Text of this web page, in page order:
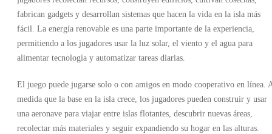
fabrican gadgets y desarrollan sistemas que hacen la vida en la isla más
fácil. La energía renovable es una parte importante de la experiencia,
permitiendo a los jugadores usar la luz solar, el viento y el agua para
alimentar tecnología y automatizar tareas diarias.
El juego puede jugarse solo o con amigos en modo cooperativo en línea.
medida que la base en la isla crece, los jugadores pueden construir y usar
una aeronave para viajar entre islas flotantes, descubrir nuevas áreas,
recolectar más materiales y seguir expandiendo su hogar en las alturas.